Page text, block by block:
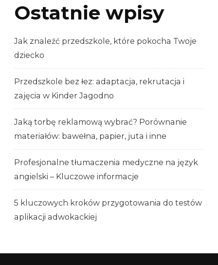
Ostatnie wpisy
Jak znaleźć przedszkole, które pokocha Twoje
dziecko
Przedszkole bez łez: adaptacja, rekrutacja i
zajęcia w Kinder Jagodno
Jaką torbę reklamową wybrać? Porównanie
materiałów: bawełna, papier, juta i inne
Profesjonalne tłumaczenia medyczne na język
angielski – Kluczowe informacje
5 kluczowych kroków przygotowania do testów
aplikacji adwokackiej